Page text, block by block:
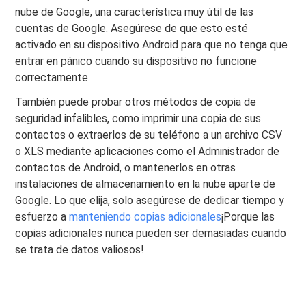
nube de Google, una característica muy útil de las
cuentas de Google. Asegúrese de que esto esté
activado en su dispositivo Android para que no tenga que
entrar en pánico cuando su dispositivo no funcione
correctamente.
También puede probar otros métodos de copia de
seguridad infalibles, como imprimir una copia de sus
contactos o extraerlos de su teléfono a un archivo CSV
o XLS mediante aplicaciones como el Administrador de
contactos de Android, o mantenerlos en otras
instalaciones de almacenamiento en la nube aparte de
Google. Lo que elija, solo asegúrese de dedicar tiempo y
esfuerzo amanteniendo copias adicionales¡Porque las
copias adicionales nunca pueden ser demasiadas cuando
se trata de datos valiosos!